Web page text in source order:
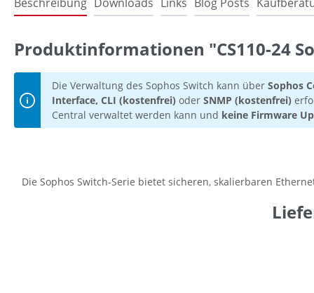
Beschreibung Downloads Links Blog Posts
Produktinformationen "CS110-24
Die Verwaltung des Sophos Switch kann über Sophos
Interface, CLI (kostenfrei) oder SNMP (kostenfrei)
Central verwaltet werden kann und keine Firmware
Die Sophos Switch-Serie bietet sicheren, skalierbaren